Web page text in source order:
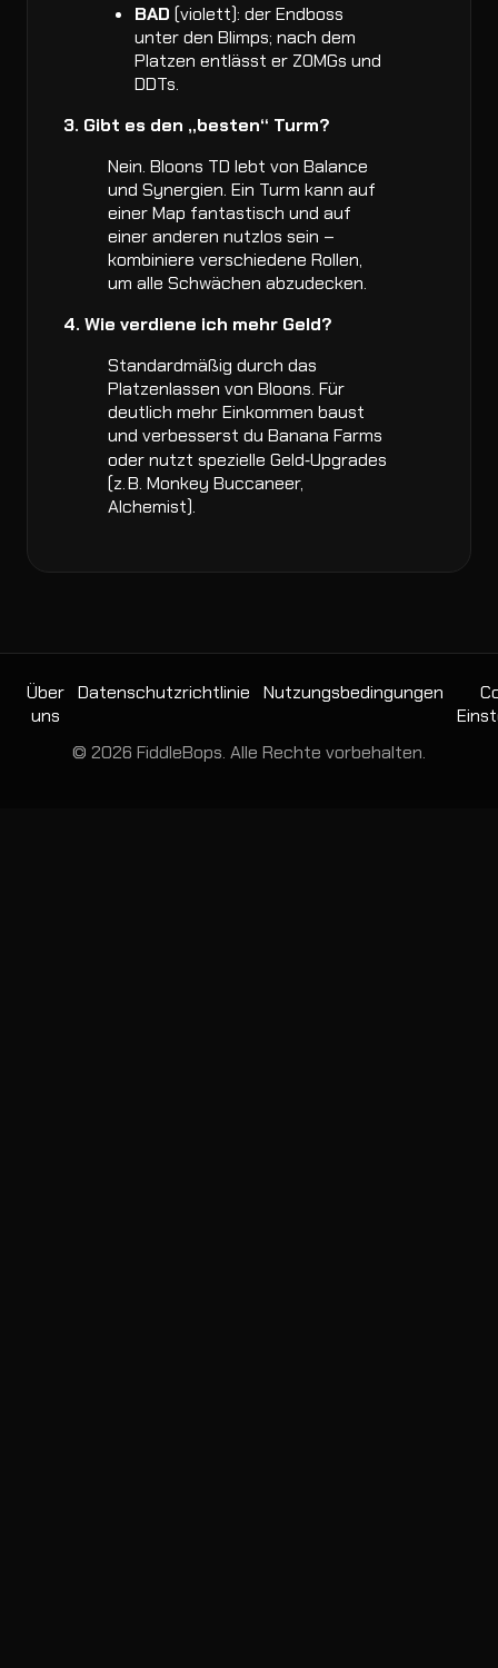
BAD (violett): der Endboss
unter den Blimps; nach dem
Platzen entlässt er ZOMGs und
DDTs.
3. Gibt es den „besten“ Turm?
Nein. Bloons TD lebt von Balance
und Synergien. Ein Turm kann auf
einer Map fantastisch und auf
einer anderen nutzlos sein –
kombiniere verschiedene Rollen,
um alle Schwächen abzudecken.
4. Wie verdiene ich mehr Geld?
Standardmäßig durch das
Platzenlassen von Bloons. Für
deutlich mehr Einkommen baust
und verbesserst du Banana Farms
oder nutzt spezielle Geld‑Upgrades
(z. B. Monkey Buccaneer,
Alchemist).
Über
uns
Datenschutzrichtlinie Nutzungsbedingungen
© 2026 FiddleBops. Alle Rechte vorbehalten.